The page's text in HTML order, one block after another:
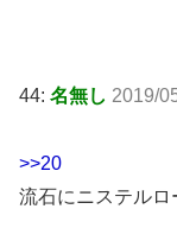
44: 名無し 2019/
>>20
流石にニステルロ